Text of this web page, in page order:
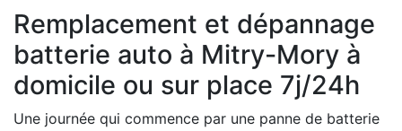
Remplacement et dépannage
batterie auto à Mitry-Mory à
domicile ou sur place 7j/24h
Une journée qui commence par une panne de batterie